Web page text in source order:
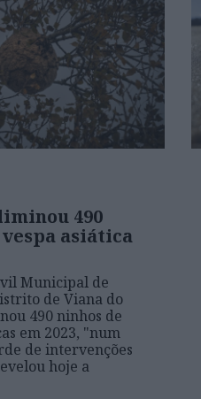
490
asiática
Municipal de
de Viana do
490 ninhos de
em 2023, "num
de intervenções
hoje a